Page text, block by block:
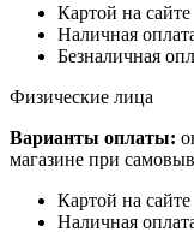
Картой на сайте
Наличная
Безналичная
Физические лица
Варианты оплаты:
магазине при
Картой на сайте
Наличная